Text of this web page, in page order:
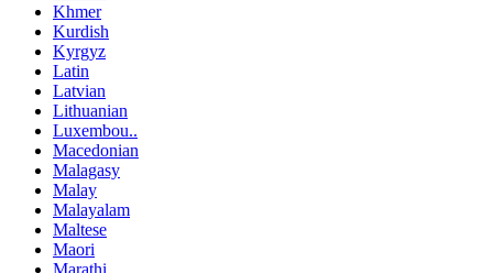
Khmer
Kurdish
Kyrgyz
Latin
Latvian
Lithuanian
Luxembou..
Macedonian
Malagasy
Malay
Malayalam
Maltese
Maori
Marathi